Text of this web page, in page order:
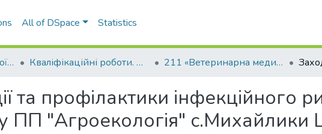
All of DSpace Statistics
Факультет ветеринарної медицини Кваліфікаційні роботи. Факультет ветеринарної медицини 211 «Ветеринарна медицина» - Магістри 2021-2022
та профілактики інфекційного
у ПП "Агроекологія"